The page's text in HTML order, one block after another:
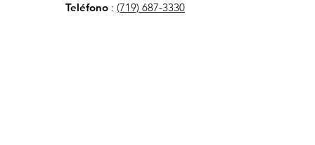
Teléfono : (719) 687-3330